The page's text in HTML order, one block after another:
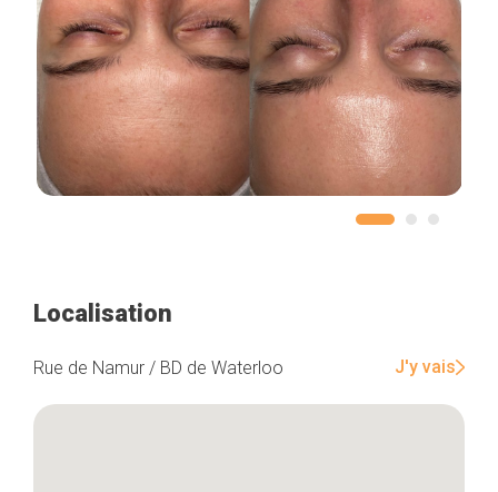
Localisation
Rue de Namur / BD de Waterloo J'y vais